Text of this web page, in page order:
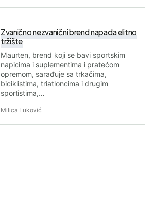
Zvanično nezvanični brend napada elitno
tržište
Maurten, brend koji se bavi sportskim
napicima i suplementima i pratećom
opremom, sarađuje sa trkačima,
biciklistima, triatloncima i drugim
sportistima,…
Milica Luković